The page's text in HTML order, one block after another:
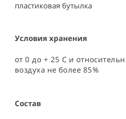
пластиковая бутылка ⠀
Условия хранения
от 0 до + 25 С и
воздуха не более 85%
Состав